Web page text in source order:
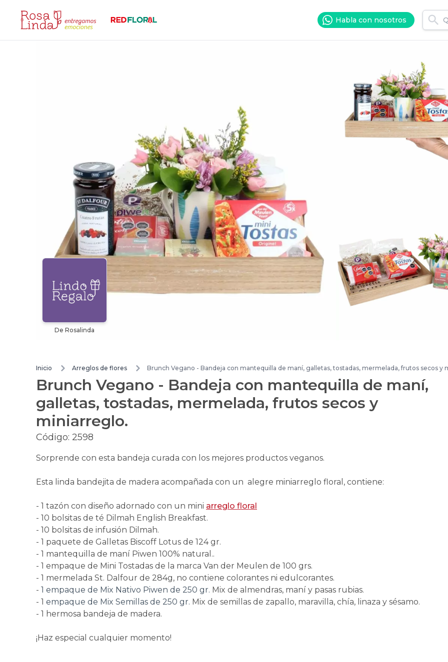
Habla con nosotros
De Rosalinda
Inicio Arreglos de flores Brunch Vegano - Bandeja con mantequilla de maní, galletas, tostadas, mermelada, frutos secos y
Brunch Vegano - Bandeja con mantequilla de maní,
galletas, tostadas, mermelada, frutos secos y
miniarreglo.
Código: 2598
Sorprende con esta bandeja curada con los mejores productos veganos.
Esta linda bandejita de madera acompañada con un alegre miniarreglo floral, contiene:
- 1 tazón con diseño adornado con un mini arreglo floral
- 10 bolsitas de té Dilmah English Breakfast.
- 10 bolsitas de infusión Dilmah.
- 1 paquete de Galletas Biscoff Lotus de 124 gr.
- 1 mantequilla de maní Piwen 100% natural..
- 1 empaque de Mini Tostadas de la marca Van der Meulen de 100 grs.
- 1 mermelada St. Dalfour de 284g, no contiene colorantes ni edulcorantes.
- 1 empaque de Mix Nativo Piwen de 250 gr. Mix de almendras, maní y pasas rubias.
- 1 empaque de Mix Semillas de 250 gr. Mix de semillas de zapallo, maravilla, chía, linaza y sésamo.
- 1 hermosa bandeja de madera.
¡Haz especial cualquier momento!